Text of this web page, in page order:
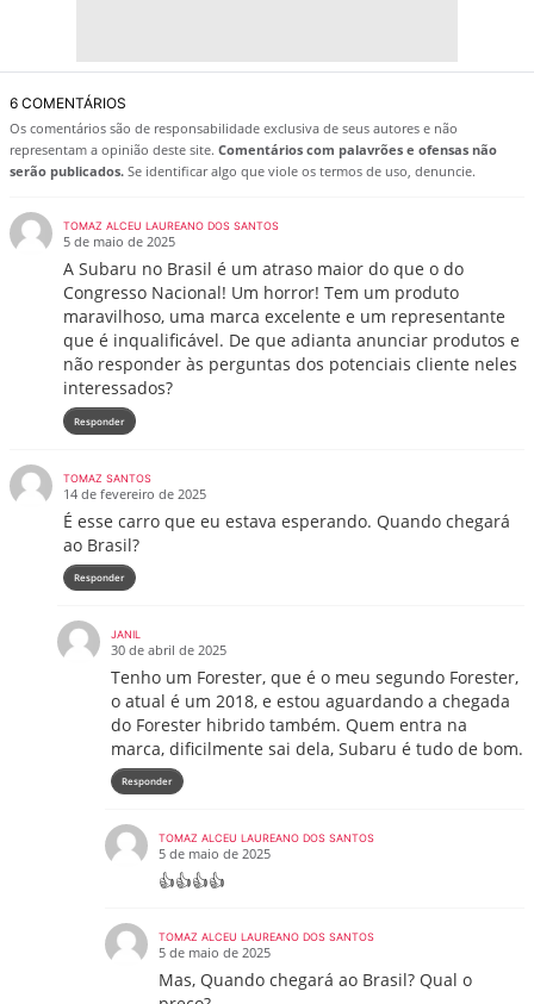
6 COMENTÁRIOS
Os comentários são de responsabilidade exclusiva de seus autores e não
representam a opinião deste site. Comentários com palavrões e ofensas não
serão publicados. Se identificar algo que viole os termos de uso, denuncie.
TOMAZ ALCEU LAUREANO DOS SANTOS
5 de maio de 2025
A Subaru no Brasil é um atraso maior do que o do
Congresso Nacional! Um horror! Tem um produto
maravilhoso, uma marca excelente e um representante
que é inqualificável. De que adianta anunciar produtos e
não responder às perguntas dos potenciais cliente neles
interessados?
Responder
TOMAZ SANTOS
14 de fevereiro de 2025
É esse carro que eu estava esperando. Quando chegará
ao Brasil?
Responder
JANIL
30 de abril de 2025
Tenho um Forester, que é o meu segundo Forester,
o atual é um 2018, e estou aguardando a chegada
do Forester hibrido também. Quem entra na
marca, dificilmente sai dela, Subaru é tudo de bom.
Responder
TOMAZ ALCEU LAUREANO DOS SANTOS
5 de maio de 2025
👍👍👍👍
TOMAZ ALCEU LAUREANO DOS SANTOS
5 de maio de 2025
Mas, Quando chegará ao Brasil? Qual o